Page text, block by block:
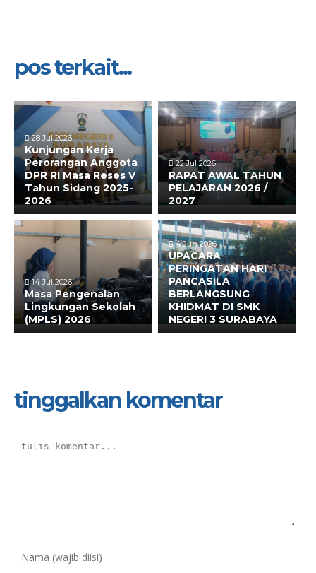
pos terkait...
28 Jul 2026
Kunjungan Kerja
Perorangan Anggota
DPR RI Masa Reses V
Tahun Sidang 2025-
2026
22 Jul 2026
RAPAT AWAL TAHUN
PELAJARAN 2026 /
2027
14 Jul 2026
Masa Pengenalan
Lingkungan Sekolah
(MPLS) 2026
4 Jun 2026
UPACARA
PERINGATAN HARI
PANCASILA
BERLANGSUNG
KHIDMAT DI SMK
NEGERI 3 SURABAYA
tinggalkan komentar